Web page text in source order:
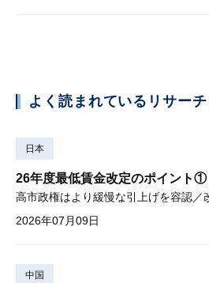
よく読まれているリサーチ
日本
26年度最低賃金改定のポイント①
2026年07月09日
中国